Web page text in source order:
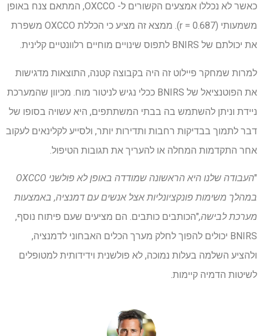
כאשר לא נכללו אמצעים הקשורים ל- OXCCO, המתאם צנח באופן
משמעותי (r = 0.687). ממצא זה מציע כי הכללת OXCCO משפרת
את יכולתם של BNIRS לתפוס שינויים מוחיים רלוונטיים קלינית.
למרות שמחקר פיילוט זה היה בקבוצה קטנה, התוצאות מדגישות
את הפוטנציאל של BNIRS ככלי נגיש לניטור מוח. מכיוון שהמערכת
ניידת וניתן להשתמש בה בבתי המשתתפים, היא עשויה בסופו של
דבר לתמוך בבדיקות רחבות ותדירות יותר, ולסייע לקלינאים לעקוב
אחר התקדמות המחלה או להעריך את תגובות הטיפול.
"
העבודה שלנו היא הראשונה שמודדה באופן לא פולשני OXCCO
במהלך משימות פונקציונליות אצל אנשים עם דמנציה, באמצעות
מערכת לבישה,"הכותבים כותבים. הם מציעים שעם פיתוח נוסף,
BNIRS יכולים להפוך לחלק מערך הכלים האבחוני לדמנציה,
ולהציע השלמה בעלות נמוכה, לא פולשנית וידידותית למטופלים
לשיטות הדמיה קיימות.